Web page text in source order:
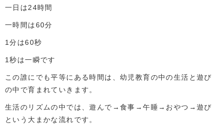
一日は24時間
一時間は60分
1分は60秒
1秒は一瞬です
この誰にでも平等にある時間は、幼児教育の中の生活と遊び
の中で育まれていきます。
生活のリズムの中では、遊んで→食事→午睡→おやつ→遊び
という大まかな流れです。